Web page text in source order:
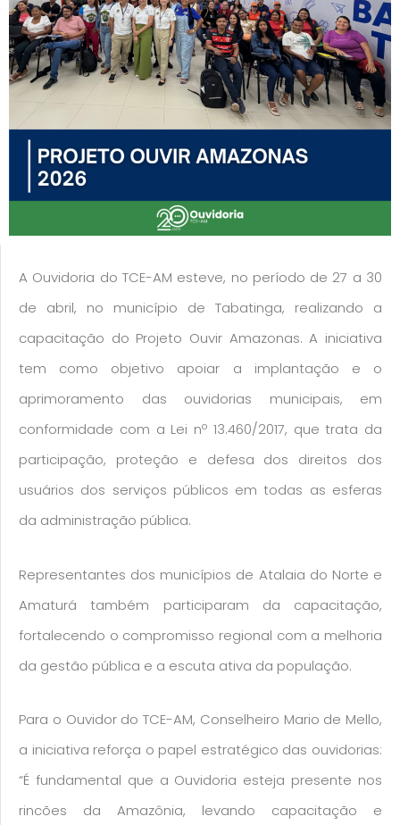
A Ouvidoria do TCE-AM esteve, no período de 27 a 30
de abril, no município de Tabatinga, realizando a
capacitação do Projeto Ouvir Amazonas. A iniciativa
tem como objetivo apoiar a implantação e o
aprimoramento das ouvidorias municipais, em
conformidade com a Lei nº 13.460/2017, que trata da
participação, proteção e defesa dos direitos dos
usuários dos serviços públicos em todas as esferas
da administração pública.
Representantes dos municípios de Atalaia do Norte e
Amaturá também participaram da capacitação,
fortalecendo o compromisso regional com a melhoria
da gestão pública e a escuta ativa da população.
Para o Ouvidor do TCE-AM, Conselheiro Mario de Mello,
a iniciativa reforça o papel estratégico das ouvidorias:
“É fundamental que a Ouvidoria esteja presente nos
rincões da Amazônia, levando capacitação e